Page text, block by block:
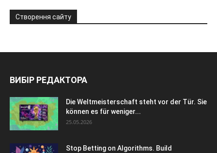
Створення сайту
ВИБІР РЕДАКТОРА
Die Weltmeisterschaft steht vor der Tür. Sie
können es für weniger...
25.05.2026
Stop Betting on Algorithms. Build